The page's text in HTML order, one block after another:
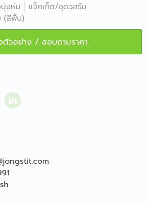
นุ่งห่ม
แจ็คเก็ต/ชุดวอร์ม
(สีพื้น)
ตัวอย่าง / สอบถามราคา